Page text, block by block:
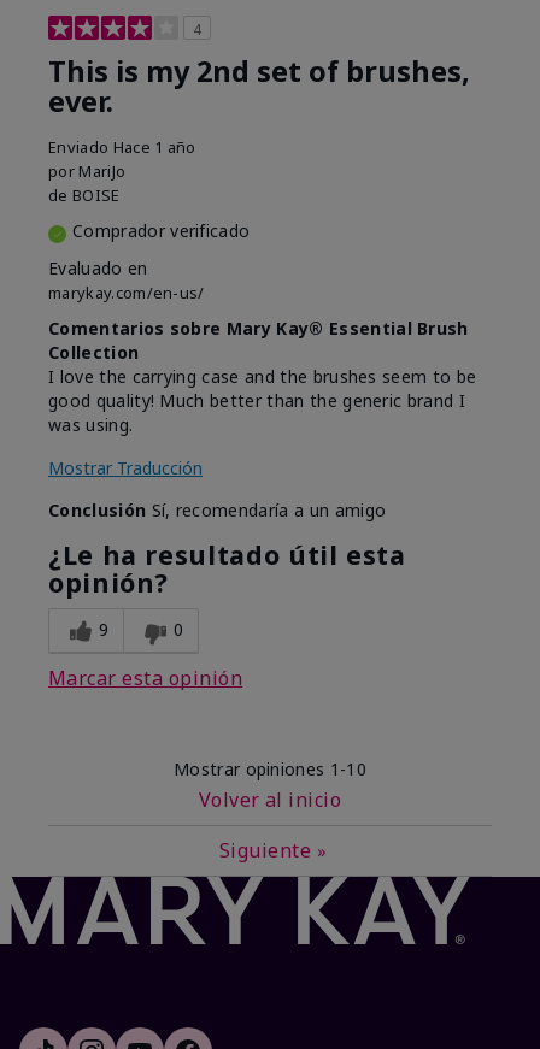
4
This is my 2nd set of brushes,
ever.
Enviado Hace 1 año
por MariJo
de BOISE
Comprador verificado
Evaluado en
marykay.com/en-us/
Comentarios sobre Mary Kay® Essential Brush
Collection
I love the carrying case and the brushes seem to be
good quality! Much better than the generic brand I
was using.
Mostrar Traducción
Conclusión Sí, recomendaría a un amigo
¿Le ha resultado útil esta
opinión?
9 0
Marcar esta opinión
Mostrar opiniones 1-10
Volver al inicio
Siguiente »